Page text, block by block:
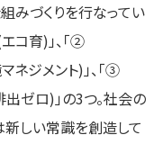
みづくりを行なってい
コ育)」、「②
ジメント)」、「③
ゼロ)」の3つ。社会の
新しい常識を創造して